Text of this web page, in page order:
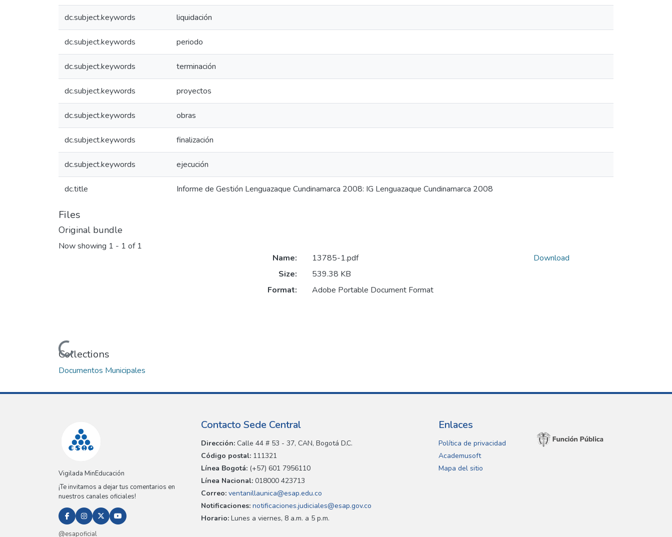
dc.subject.keywords liquidación
dc.subject.keywords periodo
dc.subject.keywords terminación
dc.subject.keywords proyectos
dc.subject.keywords obras
dc.subject.keywords finalización
dc.subject.keywords ejecución
dc.title Informe de Gestión Lenguazaque Cundinamarca 2008: IG Lenguazaque Cundinamarca 2008
Files
Original bundle
Now showing 1 - 1 of 1
Loading...
Name:
13785-1.pdf
Size:
539.38 KB
Format:
Adobe Portable Document Format
Download
Collections
Documentos Municipales
Vigilada MinEducación
¡Te invitamos a dejar tus comentarios en
nuestros canales oficiales!
@esapoficial
Contacto Sede Central
Dirección: Calle 44 # 53 - 37, CAN, Bogotá D.C.
Código postal: 111321
Línea Bogotá: (+57) 601 7956110
Línea Nacional: 018000 423713
Correo: ventanillaunica@esap.edu.co
Notificaciones: notificaciones.judiciales@esap.gov.co
Horario: Lunes a viernes, 8 a.m. a 5 p.m.
Enlaces
Política de privacidad
Academusoft
Mapa del sitio